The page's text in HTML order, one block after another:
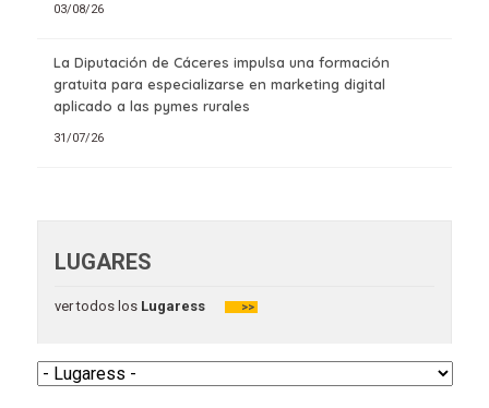
03/08/26
La Diputación de Cáceres impulsa una formación
gratuita para especializarse en marketing digital
aplicado a las pymes rurales
31/07/26
LUGARES
ver todos losLugaress >>